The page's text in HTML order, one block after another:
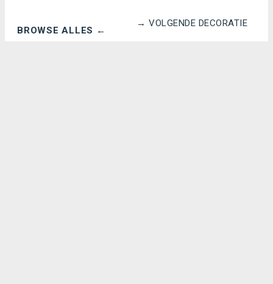
BROWSE ALLES ←
→ VOLGENDE DECORATIE